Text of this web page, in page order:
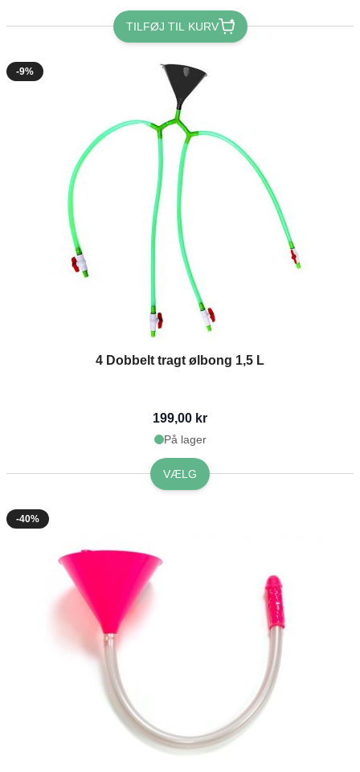
TILFØJ TIL KURV
-9%
4 Dobbelt tragt ølbong 1,5 L
199,00 kr
På lager
VÆLG
-40%